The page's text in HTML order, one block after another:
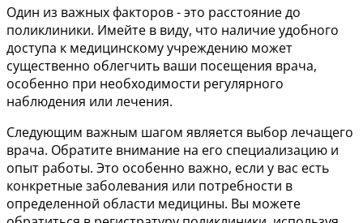
Один из важных факторов - это расстояние до
поликлиники. Имейте в виду, что наличие удобного
доступа к медицинскому учреждению может
существенно облегчить ваши посещения врача,
особенно при необходимости регулярного
наблюдения или лечения.
Следующим важным шагом является выбор лечащего
врача. Обратите внимание на его специализацию и
опыт работы. Это особенно важно, если у вас есть
конкретные заболевания или потребности в
определенной области медицины. Вы можете